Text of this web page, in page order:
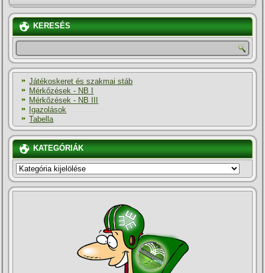
KERESÉS
Játékoskeret és szakmai stáb
Mérkőzések - NB I
Mérkőzések - NB III
Igazolások
Tabella
KATEGÓRIÁK
KATEGÓRIÁK